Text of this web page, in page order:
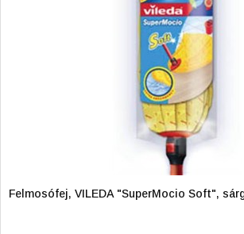
Felmosófej, VILEDA "SuperMocio Soft",